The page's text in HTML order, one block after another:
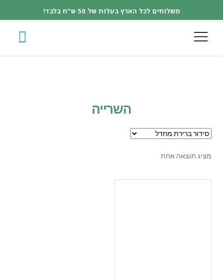
משלוחים לכל הארץ בעלות של 50 ש"ח בלבד!
השרייה
מציג תוצאה אחת